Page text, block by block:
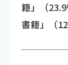
籍」（
書籍」（